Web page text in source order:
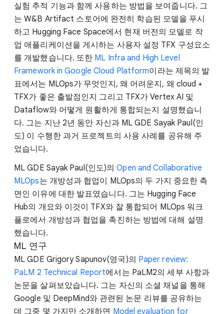
실험 추적 기능과 함께 사용하는 방법을 보여줍니다. 그
는 W&B Artifact 스토어에 완전히 학습된 모델을 푸시
하고 Hugging Face Space에서 현재 버전의 모델로 작
업 애플리케이션을 게시하는 사용자 설정 TFX 구성요소
를 개발했습니다. 또한 ML Infra and High Level
Framework in Google Cloud Platform이라는 제목의 발
표에서는 MLOps가 무엇인지, 왜 어려운지, 왜 cloud +
TFX가 좋은 출발점인지 그리고 TFX가 Vertex AI 및
Dataflow와 어떻게 원활하게 통합되는지 설명했습니
다. 그는 지난 2년 동안 자신과 ML GDE Sayak Paul(인
도) 이 수행한 과거 프로젝트의 사용 사례를 공유해 주
었습니다.
ML GDE Sayak Paul(인도)의Open and Collaborative
MLOps는 개방성과 협업이 MLOps의 두 가지 중요한 측
면인 이유에 대한 발표였습니다. 그는 Hugging Face
Hub의 개요와 이것이 TFX와 잘 통합되어 MLOps 워크
플로에서 개방성과 협업을 촉진하는 방법에 대해 설명
했습니다.
ML 연구
ML GDE Grigory Sapunov(영국)의 Paper review:
PaLM 2 Technical Report에서는 PaLM2의 세부 사항과
논문을 살펴보았습니다. 그는 자신의 소셜 채널을 통해
Google 및 DeepMind와 관련된 논문 리뷰를 공유하는
데 그중 몇 가지만 소개하면 Model evaluation for